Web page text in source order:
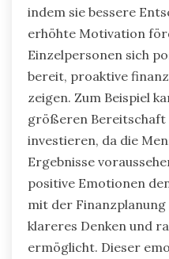
indem sie bessere
erhöhte Motivation
Einzelpersonen sich
bereit, proaktive
zeigen. Zum Beispiel
größeren Bereitschaft
investieren, da die
Ergebnisse
positive Emotionen
mit der Finanzplanung
klareres Denken und
ermöglicht. Dieser